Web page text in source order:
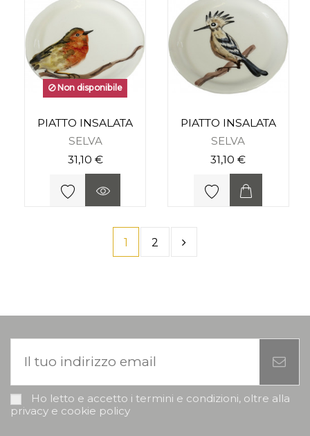
Non disponibile
PIATTO INSALATA
SELVA
31,10 €
PIATTO INSALATA
SELVA
31,10 €
1 2
Ho letto e accetto i termini e condizioni, oltre alla
privacy e cookie policy